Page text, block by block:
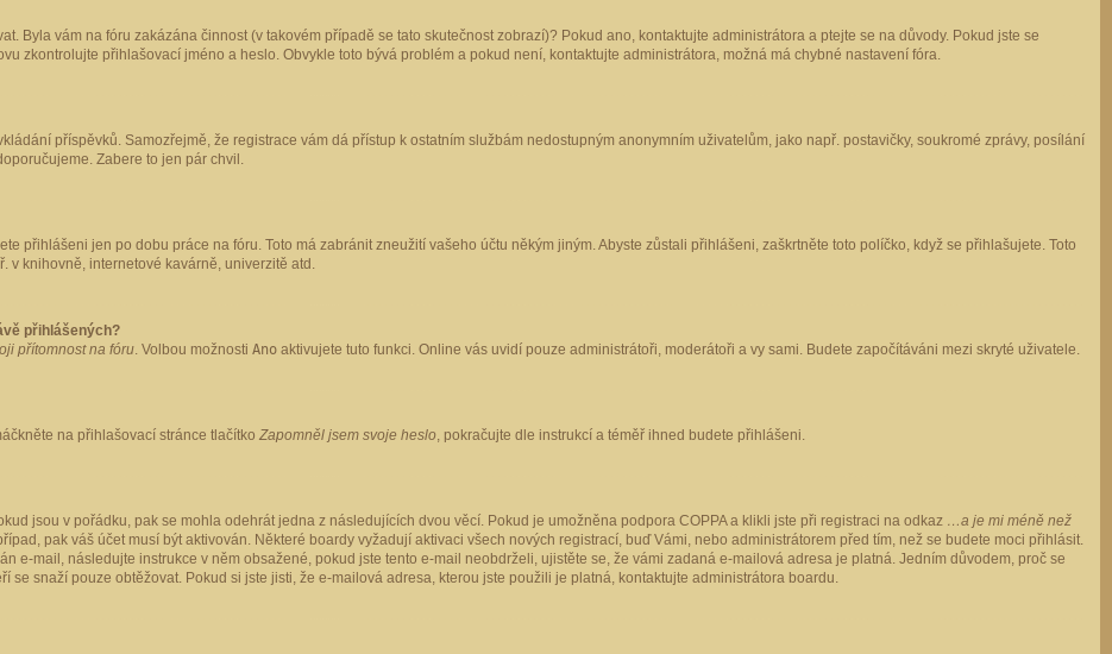
Byla vám na fóru zakázána činnost (v takovém případě se tato skutečnost zobrazí)? Pokud ano, kontaktujte administrátora a ptejte se na důvody. Pokud jste se
zkontrolujte přihlašovací jméno a heslo. Obvykle toto bývá problém a pokud není, kontaktujte administrátora, možná má chybné nastavení fóra.
příspěvků. Samozřejmě, že registrace vám dá přístup k ostatním službám nedostupným anonymním uživatelům, jako např. postavičky, soukromé zprávy, posílání
Zabere to jen pár chvil.
přihlášeni jen po dobu práce na fóru. Toto má zabránit zneužití vašeho účtu někým jiným. Abyste zůstali přihlášeni, zaškrtněte toto políčko, když se přihlašujete. Toto
v knihovně, internetové kavárně, univerzitě atd.
přihlášených?
přítomnost na fóru. Volbou možnosti Ano aktivujete tuto funkci. Online vás uvidí pouze administrátoři, moderátoři a vy sami. Budete započítáváni mezi skryté uživatele.
na přihlašovací stránce tlačítko Zapomněl jsem svoje heslo, pokračujte dle instrukcí a téměř ihned budete přihlášeni.
jsou v pořádku, pak se mohla odehrát jedna z následujících dvou věcí. Pokud je umožněna podpora COPPA a klikli jste při registraci na odkaz …a je mi méně než
pak váš účet musí být aktivován. Některé boardy vyžadují aktivaci všech nových registrací, buď Vámi, nebo administrátorem před tím, než se budete moci přihlásit.
e-mail, následujte instrukce v něm obsažené, pokud jste tento e-mail neobdrželi, ujistěte se, že vámi zadaná e-mailová adresa je platná. Jedním důvodem, proč se
se snaží pouze obtěžovat. Pokud si jste jisti, že e-mailová adresa, kterou jste použili je platná, kontaktujte administrátora boardu.